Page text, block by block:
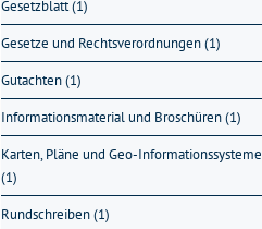
Gesetzblatt (1)
Gesetze und Rechtsverordnungen (1)
Gutachten (1)
Informationsmaterial und Broschüren (1)
Karten, Pläne und Geo-Informationssysteme
(1)
Rundschreiben (1)